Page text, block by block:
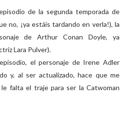
de la segunda temporada de
no, ¡ya estáis tardando en verla!), la
de Arthur Conan Doyle, ya
Lara Pulver).
el personaje de Irene Adler
y, al ser actualizado, hace que me
le falta el traje para ser la Catwoman